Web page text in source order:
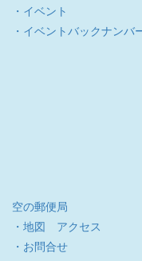
・イベント
・イベントバックナンバ
空の郵便局
・地図 アクセス
・お問合せ